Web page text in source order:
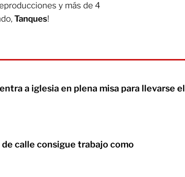
y más de 4
Tanques!
a iglesia en plena misa para llevarse el
calle consigue trabajo como